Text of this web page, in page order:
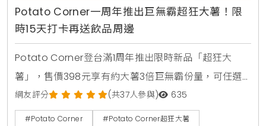
Potato Corner一周年推出巨無霸超狂大薯！限
時15天打卡再送飲品周邊
Potato Corner登台滿1周年推出限時新品「超狂大
薯」，售價398元享有約大薯3倍巨無霸份量，可任選3
種風味粉。2026年8月1日至8月15日活動期間購買超狂
大薯並完成社群打卡任務，免費送2杯消暑飲品，還可
網友評分 (共37人參與) 635
#Potato Corner
#Potato Corner超狂大薯